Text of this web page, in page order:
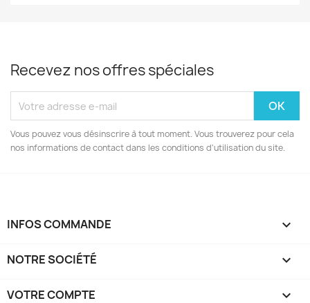
Recevez nos offres spéciales
Vous pouvez vous désinscrire à tout moment. Vous trouverez pour cela
nos informations de contact dans les conditions d'utilisation du site.
INFOS COMMANDE 
NOTRE SOCIÉTÉ 
VOTRE COMPTE 